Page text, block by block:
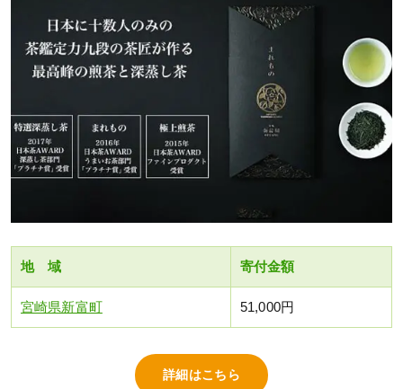
地 域 寄付金額
宮崎県新富町 51,000円
詳細はこちら